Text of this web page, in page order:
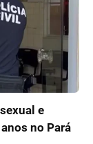
e
no Pará